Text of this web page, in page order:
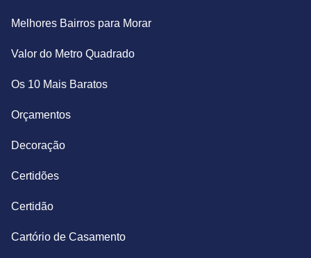
Melhores Bairros para Morar
Valor do Metro Quadrado
Os 10 Mais Baratos
Orçamentos
Decoração
Certidões
Certidão
Cartório de Casamento